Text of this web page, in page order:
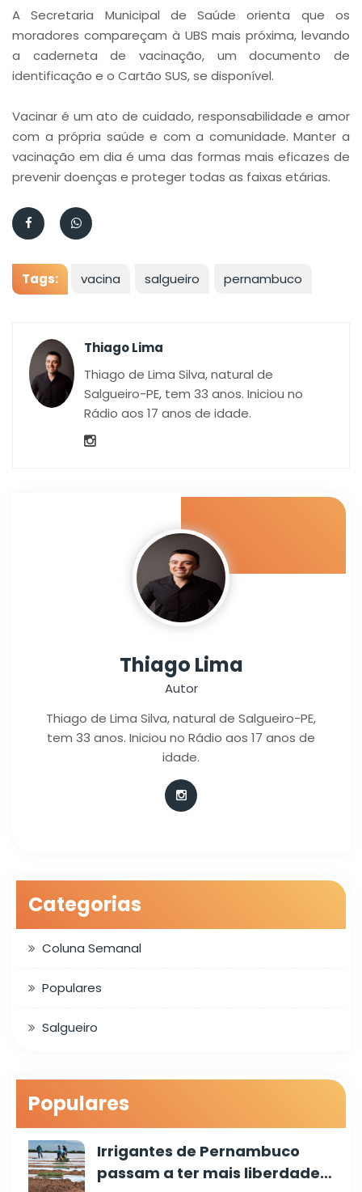
A Secretaria Municipal de Saúde orienta que os
moradores compareçam à UBS mais próxima, levando
a caderneta de vacinação, um documento de
identificação e o Cartão SUS, se disponível.
Vacinar é um ato de cuidado, responsabilidade e amor
com a própria saúde e com a comunidade. Manter a
vacinação em dia é uma das formas mais eficazes de
prevenir doenças e proteger todas as faixas etárias.
Tags: vacina salgueiro pernambuco
Thiago Lima
Thiago de Lima Silva, natural de
Salgueiro-PE, tem 33 anos. Iniciou no
Rádio aos 17 anos de idade.
Thiago Lima
Autor
Thiago de Lima Silva, natural de Salgueiro-PE,
tem 33 anos. Iniciou no Rádio aos 17 anos de
idade.
Categorias
Coluna Semanal
Populares
Salgueiro
Populares
Irrigantes de Pernambuco
passam a ter mais liberdade…